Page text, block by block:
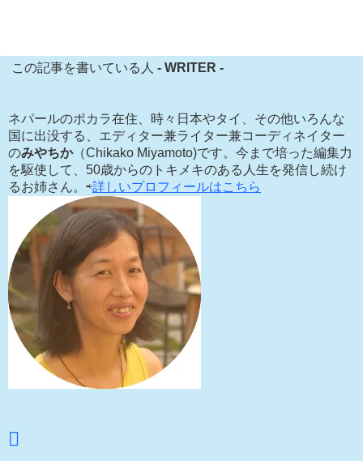
この記事を書いている人 - WRITER -
ネパールのポカラ在住、時々日本やタイ、その他いろんな
国に出没する、エディター兼ライター兼コーディネイター
のみやちか（Chikako Miyamoto)です。今まで培った編集力
を駆使して、50歳からのトキメキのある人生を発信し続け
るお姉さん。⇨詳しいプロフィールはこちら